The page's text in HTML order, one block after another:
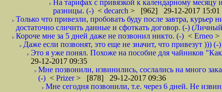
На тарифах с привязкой к календарному
разницы. (-) < decarch > [962] 29-12-2017 15:01
Только что привезли, пробовать буду после завтра,
достаточно сличить данные и сфоткать договор. (-)
Короче мне за 5 дней даже не позвонил никто. (-) < Erneo >
Даже если позвонят, это еще не значит, что привезут ))) (-)
Это я уже понял. Похоже на пособие для чайников
29-12-2017 09:35
Мне позвонили, извинились, сослались на много
(-) < Prizer> [878] 29-12-2017 09:36
Мне сегодня позвонили, т.е. через 6 дней. Не